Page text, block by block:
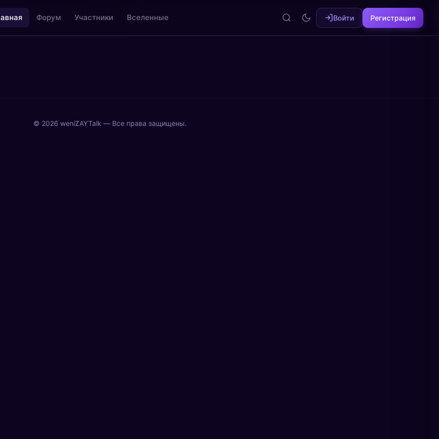
Форум Участники Вселенные Войти Регистрация
советы Login to private forum
© 2026 weniZAYTalk — Все права защищены.